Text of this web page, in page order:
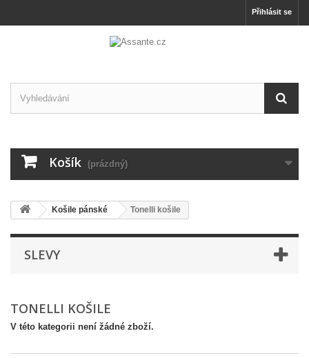
Přihlásit se
Košík (prázdný)
Košile pánské Tonelli košile
SLEVY
TONELLI KOŠILE
V této kategorii není žádné zboží.